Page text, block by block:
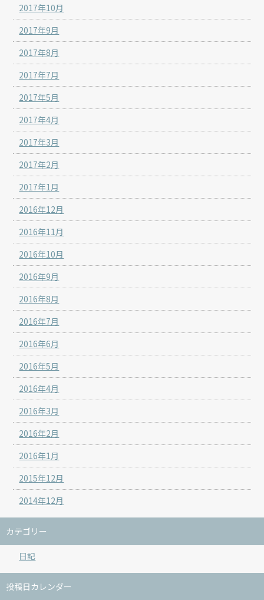
2017年10月
2017年9月
2017年8月
2017年7月
2017年5月
2017年4月
2017年3月
2017年2月
2017年1月
2016年12月
2016年11月
2016年10月
2016年9月
2016年8月
2016年7月
2016年6月
2016年5月
2016年4月
2016年3月
2016年2月
2016年1月
2015年12月
2014年12月
カテゴリー
日記
投稿日カレンダー